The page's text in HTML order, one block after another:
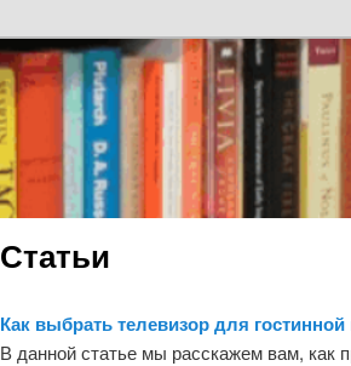
Статьи
Как выбрать телевизор для
В данной статье мы расскажем вам, как